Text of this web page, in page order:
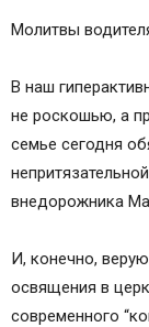
Молитвы
В наш
не роскошью, а
семье сегодня
внедорожника
И, конечно,
освящения в
современного